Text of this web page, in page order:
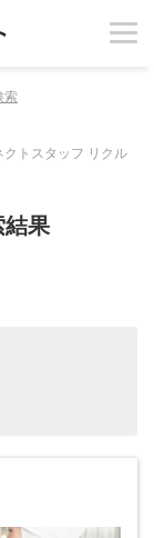
索
トスタッフ リクル
結果